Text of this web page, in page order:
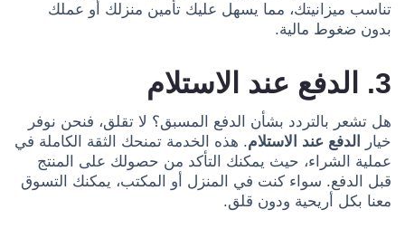
تناسب ميزانيتك، مما يسهل عليك تأمين منزلك أو عملك
بدون ضغوط مالية.
3. الدفع عند الاستلام
هل تشعر بالتردد بشأن الدفع المسبق؟ لا تقلق، فنحن نوفر
خيار
الدفع عند الاستلام. هذه الخدمة تمنحك الثقة الكاملة في
عملية الشراء، حيث يمكنك التأكد من حصولك على المنتج
قبل الدفع. سواء كنت في المنزل أو المكتب، يمكنك التسوق
معنا بكل أريحية ودون قلق.